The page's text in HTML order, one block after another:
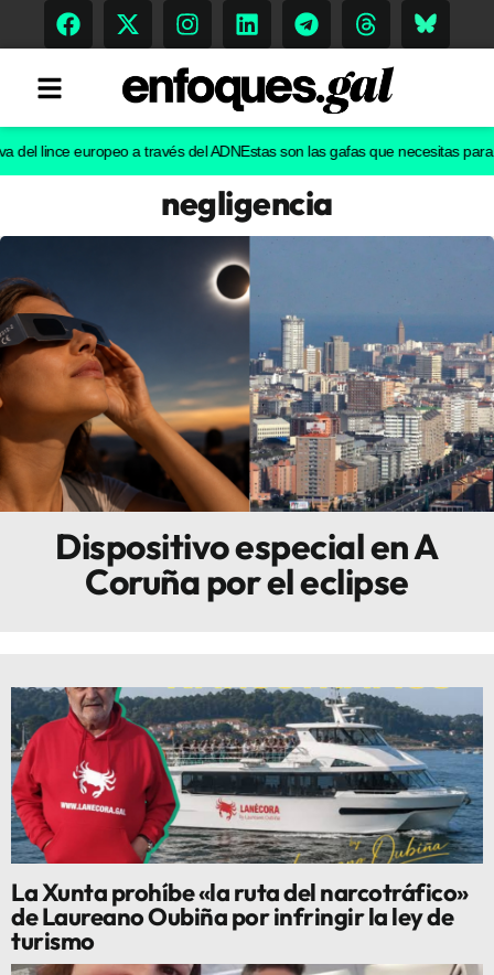
Gastronomía
Escenarios
Sostenibilidad
Innova
europeo a través del ADNEstas son las gafas que necesitas para ver
negligencia
Dispositivo especial en A
Coruña por el eclipse
La Xunta prohíbe «la ruta del narcotráfico»
de Laureano Oubiña por infringir la ley de
turismo